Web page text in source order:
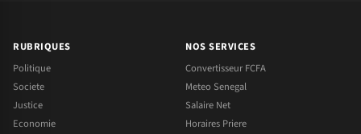
RUBRIQUES
Politique
Societe
Justice
Economie
NOS SERVICES
Convertisseur FCFA
Meteo Senegal
Salaire Net
Horaires Priere